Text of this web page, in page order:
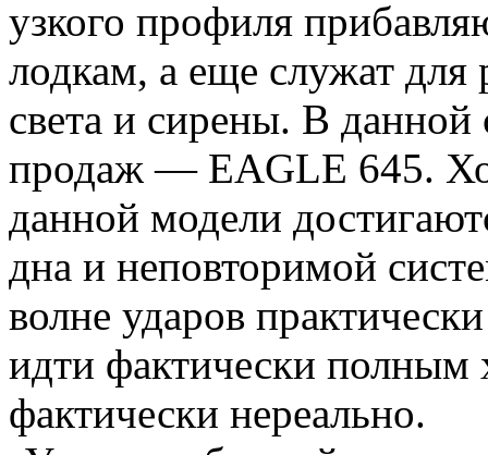
узкого профиля
лодкам, а еще служат
света и сирены. В данной
продаж — EAGLE 645.
данной модели
дна и неповторимой
волне ударов
идти фактически
фактически нереально.